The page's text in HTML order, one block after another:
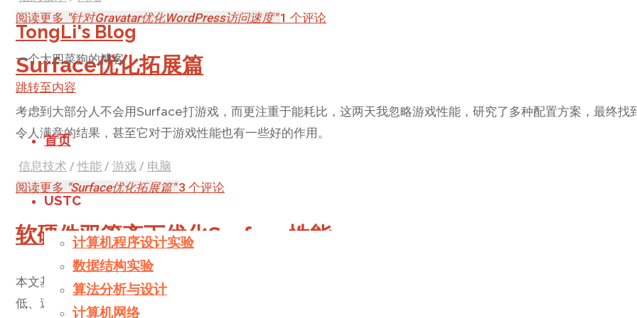
TongLi's Blog
一个大四菜狗的博客
跳转至内容
首页
USTC
计算机程序设计实验
数据结构实验
算法分析与设计
计算机网络
阅读更多 "针对Gravatar优化WordPress访问速度" 1 个评论
Surface优化拓展篇
考虑到大部分人不会用Surface打游戏，而更注重于能耗比，这两天我忽略游戏性能，研究了多种配置方案，最终找
令人满意的结果，甚至它对于游戏性能也有一些好的作用。
信息技术 / 性能 / 游戏 / 电脑
阅读更多 "Surface优化拓展篇" 3 个评论
软硬件双管齐下优化Surface性能
本文基于我的个人经验，为Surface的性能优化方案提供了一些指南。通过这些优化，可以让你的Surface耗电更少、
低、速度更快。